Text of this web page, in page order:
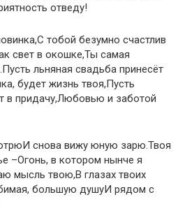
отведу!
тобой безумно счастлив
свет в окошке,Ты самая
льняная свадьба принесёт
будет жизнь твоя,Пусть
в придачу,Любовью и заботой
снова вижу юную зарю.Твоя
–Огонь, в котором нынче я
мысль твою,В глазах твоих
большую душуИ рядом с